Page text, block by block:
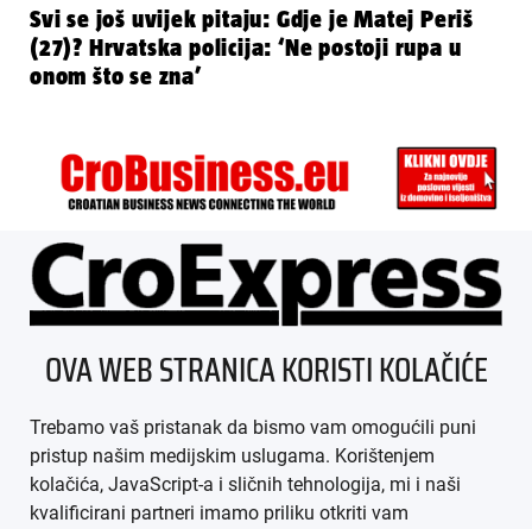
Svi se još uvijek pitaju: Gdje je Matej Periš
(27)? Hrvatska policija: ‘Ne postoji rupa u
onom što se zna’
ÜBER UNS
IMPRESSUM
AGB
DATENSCHUTZ
OVA WEB STRANICA KORISTI KOLAČIĆE
Trebamo vaš pristanak da bismo vam omogućili puni
pristup našim medijskim uslugama. Korištenjem
kolačića, JavaScript-a i sličnih tehnologija, mi i naši
kvalificirani partneri imamo priliku otkriti vam